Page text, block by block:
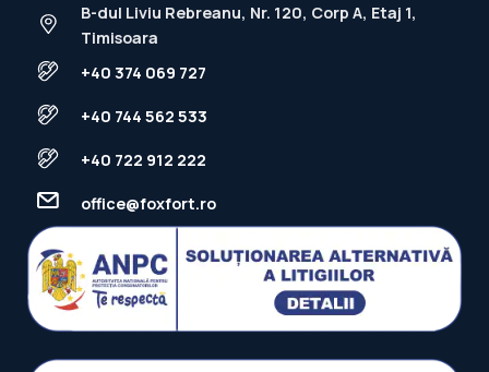
B-dul Liviu Rebreanu, Nr. 120, Corp A, Etaj 1,
Timisoara
+40 374 069 727
+40 744 562 533
+40 722 912 222
office@foxfort.ro